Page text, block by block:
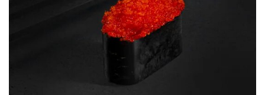
РОЗФАСОВКА: 0,5 КГ